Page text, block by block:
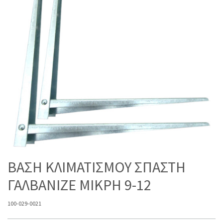
ΒΑΣΗ ΚΛΙΜΑΤΙΣΜΟΥ ΣΠΑΣΤΗ
ΓΑΛΒΑΝΙΖΕ MIKPH 9-12
100-029-0021